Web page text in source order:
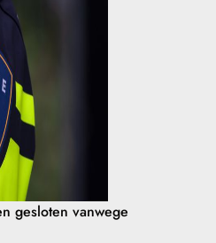
gesloten vanwege